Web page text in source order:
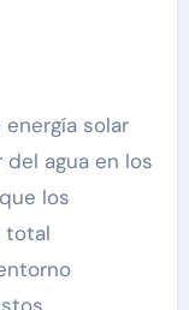
solar
agua en los
los
total